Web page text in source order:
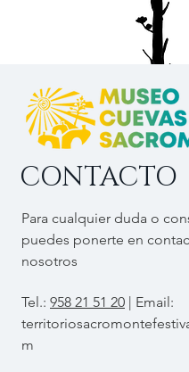
CONTACTO
Para cualquier duda o
puedes ponerte en
nosotros
Tel.: 958 21 51 20 | Email:
m